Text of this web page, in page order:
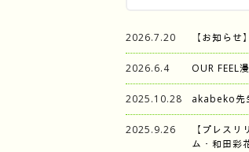
2026.7.20 【お知ら
2026.6.4 OUR FEEL
2025.10.28 akabeko先
2025.9.26
【プレス
ム・和田彩